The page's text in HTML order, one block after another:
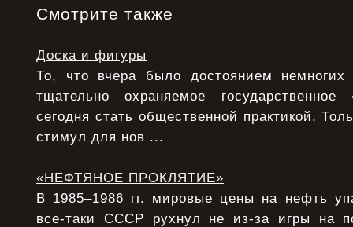
Смотрите также
Доска и фигуры
То, что вчера было достоянием немногих
тщательно охраняемое
сегодня стать общественной практикой.
стимул для нов ...
«НЕФТЯНОЕ ПРОКЛЯТИЕ»
В 1985–1986 гг. мировые цены на нефть
все-таки СССР рухнул не из-за игры на